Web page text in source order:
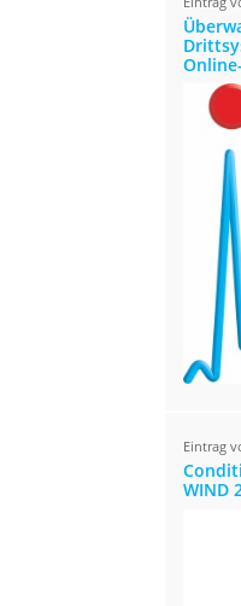
Eintrag
WIND